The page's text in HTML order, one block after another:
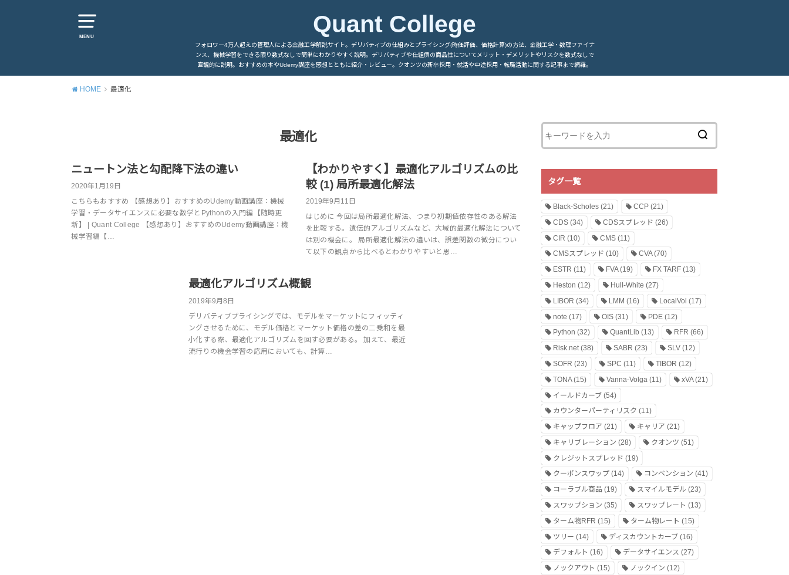
MENU Quant College
フォロワー4万人超えの管理人による金融工学解説サイト。デリバティブの仕組みとプライシング(時価評価、価格計算)の方法、金融工学・数理ファイナ
ンス、機械学習をできる限り数式なしで簡単にわかりやすく説明。デリバティブや仕組債の商品性についてメリット・デメリットやリスクを数式なしで
直観的に説明。おすすめの本やUdemy講座を感想とともに紹介・レビュー。クオンツの新卒採用・就活や中途採用・転職活動に関する記事まで網羅。
HOME 最適化
最適化
ニュートン法と勾配降下法の違い
2020年1月19日
こちらもおすすめ 【感想あり】おすすめのUdemy動画講座：機械
学習・データサイエンスに必要な数学とPythonの入門編【随時更
新】 | Quant College 【感想あり】おすすめのUdemy動画講座：機
械学習編【…
【わかりやすく】最適化アルゴリズムの比
較 (1) 局所最適化解法
2019年9月11日
はじめに 今回は局所最適化解法、つまり初期値依存性のある解法
を比較する。遺伝的アルゴリズムなど、大域的最適化解法について
は別の機会に。 局所最適化解法の違いは、誤差関数の微分につい
て以下の観点から比べるとわかりやすいと思…
最適化アルゴリズム概観
2019年9月8日
デリバティブプライシングでは、モデルをマーケットにフィッティ
ングさせるために、モデル価格とマーケット価格の差の二乗和を最
小化する際、最適化アルゴリズムを回す必要がある。 加えて、最近
流行りの機会学習の応用においても、計算…
タグ一覧
Black-Scholes (21) CCP(21)
CDS (34) CDSスプレッド (26)
CIR (10) CMS(11)
CMSスプレッド (10) CVA(70)
ESTR (11) FVA(19) FX TARF(13)
Heston (12) Hull-White (27)
LIBOR (34) LMM (16) LocalVol (17)
note (17) OIS(31) PDE(12)
Python (32) QuantLib (13) RFR (66)
Risk.net(38) SABR (23) SLV(12)
SOFR (23) SPC (11) TIBOR (12)
TONA(15) Vanna-Volga (11) xVA(21)
イールドカーブ (54)
カウンターパーティリスク (11)
キャップフロア (21) キャリア (21)
キャリブレーション (28) クオンツ (51)
クレジットスプレッド (19)
クーポンスワップ (14) コンベンション (41)
コーラブル商品 (19) スマイルモデル (23)
スワップション (35) スワップレート (13)
ターム物RFR (15) ターム物レート (15)
ツリー (14) ディスカウントカーブ(16)
デフォルト (16) データサイエンス (27)
ノックアウト (15) ノックイン (12)